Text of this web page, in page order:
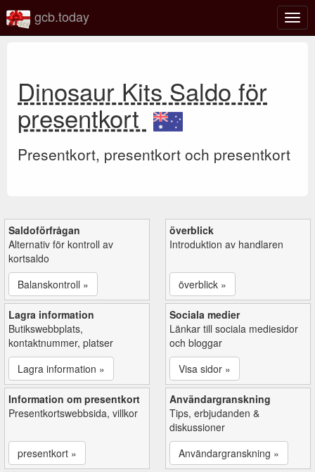
gcb.today
Dinosaur Kits Saldo för
presentkort
Presentkort, presentkort och presentkort
Saldoförfrågan
Alternativ för kontroll av
kortsaldo
Balanskontroll »
överblick
Introduktion av handlaren
överblick »
Lagra information
Butikswebbplats,
kontaktnummer, platser
Lagra information »
Sociala medier
Länkar till sociala mediesidor
och bloggar
Visa sidor »
Information om presentkort
Presentkortswebbsida, villkor
presentkort »
Användargranskning
Tips, erbjudanden &
diskussioner
Användargranskning »